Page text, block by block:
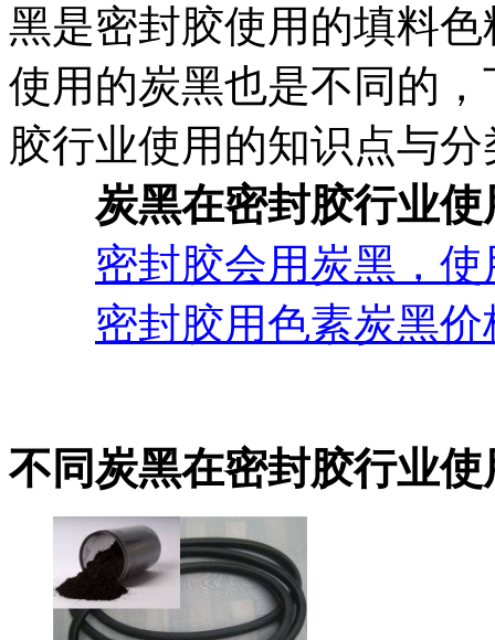
黑是密封胶使用的填料
使用的炭黑也是不同的
胶行业使用的知识点与分
炭黑在密封胶行业使
密封胶会用炭黑，
密封胶用色素炭黑
不同炭黑在密封胶行业